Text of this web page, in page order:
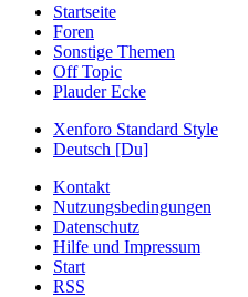
Startseite
Foren
Sonstige Themen
Off Topic
Plauder Ecke
Xenforo Standard Style
Deutsch [Du]
Kontakt
Nutzungsbedingungen
Datenschutz
Hilfe und Impressum
Start
RSS